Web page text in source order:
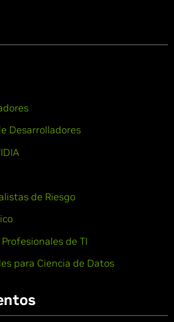
Desarrolladores
de Riesgo
de TI
para Ciencia de Datos